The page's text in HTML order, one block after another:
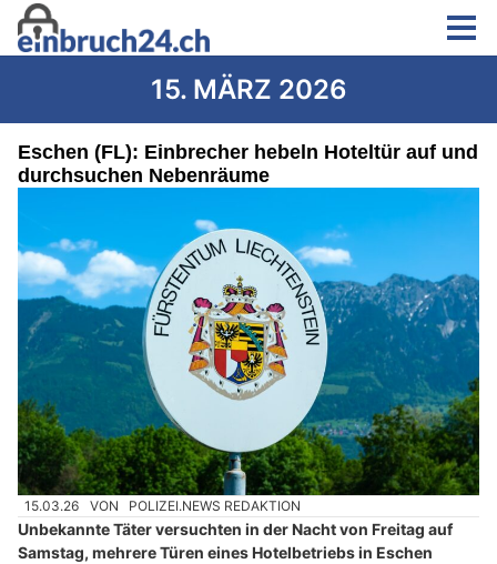
15. MÄRZ 2026
Eschen (FL): Einbrecher hebeln Hoteltür auf und
durchsuchen Nebenräume
15.03.26 VON POLIZEI.NEWS REDAKTION
Unbekannte Täter versuchten in der Nacht von Freitag auf
Samstag, mehrere Türen eines Hotelbetriebs in Eschen